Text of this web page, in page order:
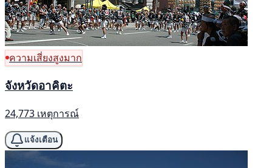
ความเสี่ยงสูงมาก
จังหวัดอาคิตะ
24,773 เหตุการณ์
แจ้งเตือน